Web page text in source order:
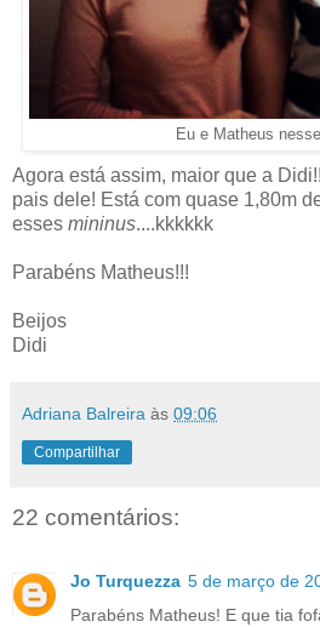
Eu e Matheus
Agora está assim, maior que a
pais dele! Está com quase 1,80m
esses mininus....kkkkkk
Parabéns Matheus!!!
Beijos
Didi
Adriana Balreira às 09:06
Compartilhar
22 comentários:
Jo Turquezza 5 de março de
Parabéns Matheus! E que tia